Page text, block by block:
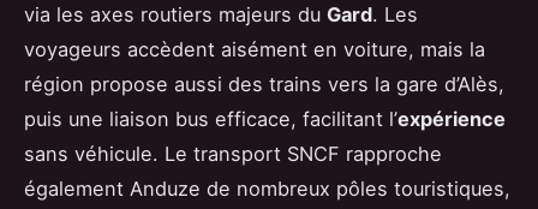
via les axes routiers majeurs du Gard. Les
voyageurs accèdent aisément en voiture, mais la
région propose aussi des trains vers la gare d’Alès,
puis une liaison bus efficace, facilitant l’expérience
sans véhicule. Le transport SNCF rapproche
également Anduze de nombreux pôles touristiques,